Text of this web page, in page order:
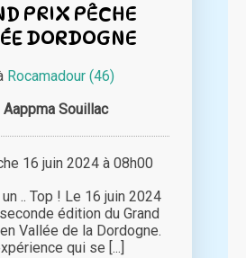
PRIX PÊCHE
DORDOGNE
Rocamadour (46)
Aappma Souillac
16 juin 2024 à 08h00
.. Top ! Le 16 juin 2024
édition du Grand
Vallée de la Dordogne.
qui se [...]